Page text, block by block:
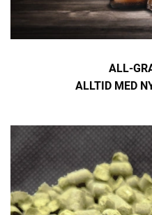
ALL-
ALLTID MED